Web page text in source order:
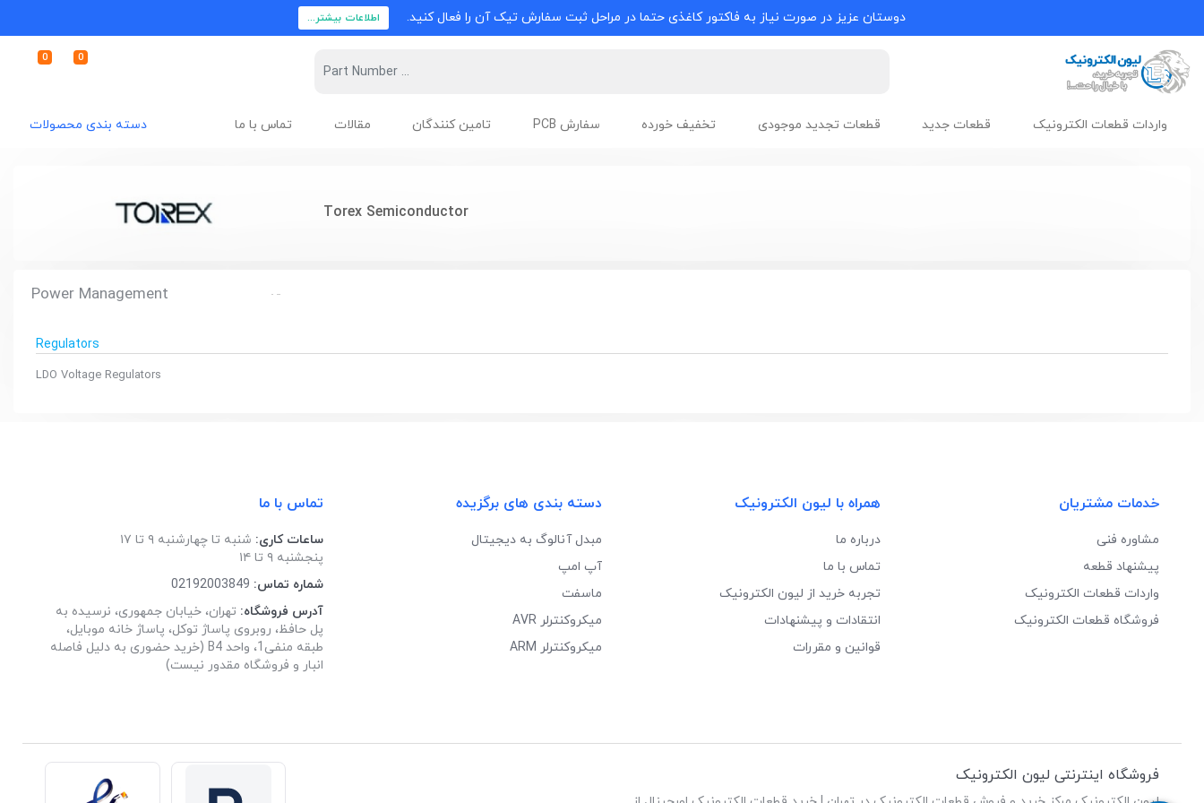
دوستان عزیز در صورت نیاز به فاکتور کاغذی حتما در مراحل ثبت سفارش تیک آن را فعال کنید. اطلاعات بیشتر...
0 0
دسته بندی محصولات واردات قطعات الکترونیک قطعات جدید قطعات تجدید موجودی تخفیف خورده سفارش PCB تامین کنندگان مقالات تماس با ما
Torex Semiconductor
Power Management
Regulators
LDO Voltage Regulators
خدمات مشتریان
مشاوره فنی
پیشنهاد قطعه
واردات قطعات الکترونیک
فروشگاه قطعات الکترونیک
همراه با لیون الکترونیک
درباره ما
تماس با ما
تجربه خرید از لیون الکترونیک
انتقادات و پیشنهادات
قوانین و مقررات
دسته بندی های برگزیده
مبدل آنالوگ به دیجیتال
آپ امپ
ماسفت
میکروکنترلر AVR
میکروکنترلر ARM
تماس با ما
ساعات کاری: شنبه تا چهارشنبه ۹ تا ۱۷
پنجشنبه ۹ تا ۱۴
شماره تماس: 02192003849
آدرس فروشگاه: تهران، خیابان جمهوری، نرسیده به
پل حافظ، روبروی پاساژ توکل، پاساژ خانه موبایل،
طبقه منفی1، واحد B4 (خرید حضوری به دلیل فاصله
انبار و فروشگاه مقدور نیست)
فروشگاه اینترنتی لیون الکترونیک